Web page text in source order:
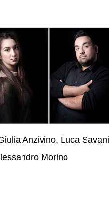
Anzivino, Luca Savani
Morino